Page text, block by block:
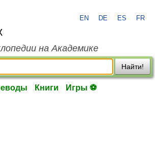
EN DE ES FR
на Академике
Найти!
Книги Игры ⚽